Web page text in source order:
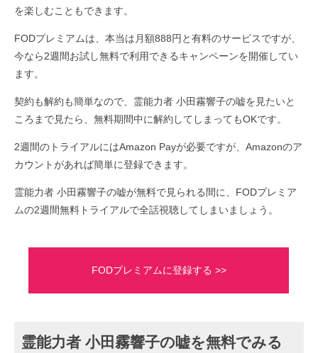
を楽しむこともできます。
FODプレミアムは、本当は月額888円と有料のサービスですが、
今なら2週間お試し無料で利用できるキャンペーンを開催してい
ます。
契約も解約も簡単なので、霊能力者 小田霧響子の嘘を見たいと
ころまで見たら、無料期間中に解約してしまってもOKです。
2週間のトライアルにはAmazon Payが必要ですが、Amazonのア
カウントがあれば簡単に登録できます。
霊能力者 小田霧響子の嘘が無料で見られる間に、FODプレミア
ムの2週間無料トライアルで全話視聴してしまいましょう。
FODプレミアムに登録する >>
霊能力者 小田霧響子の嘘を無料でみる